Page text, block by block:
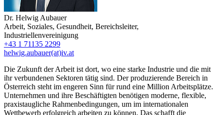
Dr. Helwig Aubauer
Arbeit, Soziales, Gesundheit, Bereichsleiter,
Industriellenvereinigung
+43 1 71135 2299
helwig.aubauer(at)iv.at
Die Zukunft der Arbeit ist dort, wo eine starke Industrie und die mit
ihr verbundenen Sektoren tätig sind. Der produzierende Bereich in
Österreich steht im engeren Sinn für rund eine Million Arbeitsplätze.
Unternehmen und ihre Beschäftigten benötigen moderne, flexible,
praxistaugliche Rahmenbedingungen, um im internationalen
Wettbewerb erfolgreich arbeiten zu können. Das schafft die